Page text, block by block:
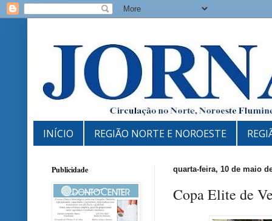
INÍCIO REGIÃO NORTE E NOROESTE
quarta-feira, 10 de maio
Copa Elite de
Publicidade